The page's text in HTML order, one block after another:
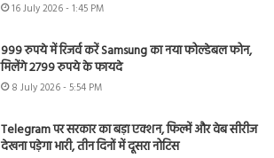
16 July 2026 - 1:45 PM
999 रुपये में रिजर्व करें Samsung का नया फोल्डेबल फोन,
मिलेंगे 2799 रुपये के फायदे
8 July 2026 - 5:54 PM
Telegram पर सरकार का बड़ा एक्शन, फिल्में और वेब सीरीज
देखना पड़ेगा भारी, तीन दिनों में दूसरा नोटिस